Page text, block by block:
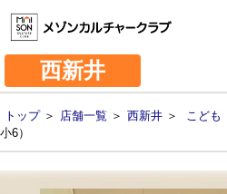
西新井
トップ＞ 店舗一覧 ＞ 西新井 ＞ こども
小6）